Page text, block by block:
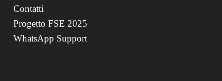
Contatti
Progetto FSE 2025
WhatsApp Support